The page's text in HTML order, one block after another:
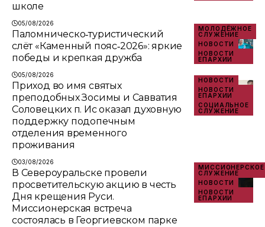
школе
05/08/2026
МОЛОДЁЖНОЕ
СЛУЖЕНИЕ
НОВОСТИ
НОВОСТИ
ЕПАРХИИ
Паломническо‑туристический
слёт «Каменный пояс‑2026»: яркие
победы и крепкая дружба
05/08/2026
НОВОСТИ
НОВОСТИ
ЕПАРХИИ
СОЦИАЛЬНОЕ
СЛУЖЕНИЕ
Приход во имя святых
преподобных Зосимы и Савватия
Соловецких п. Ис оказал духовную
поддержку подопечным
отделения временного
проживания
03/08/2026
МИССИОНЕРСКОЕ
СЛУЖЕНИЕ
НОВОСТИ
НОВОСТИ
ЕПАРХИИ
В Североуральске провели
просветительскую акцию в честь
Дня крещения Руси.
Миссионерская встреча
состоялась в Георгиевском парке